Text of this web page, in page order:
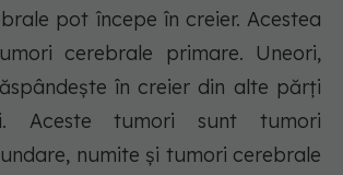
pot începe în creier. Acestea
cerebrale primare. Uneori,
în creier din alte părți
Aceste tumori sunt tumori
numite și tumori cerebrale